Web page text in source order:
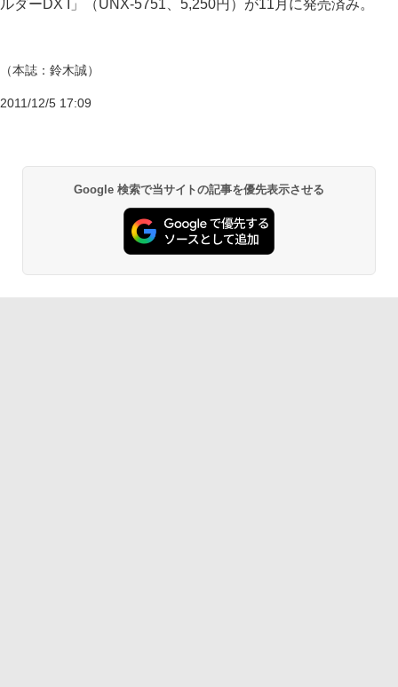
ルダーDX I」（UNX-5751、5,250円）が11月に発売済み。
（本誌：鈴木誠）
2011/12/5 17:09
Google 検索で当サイトの記事を優先表示させる